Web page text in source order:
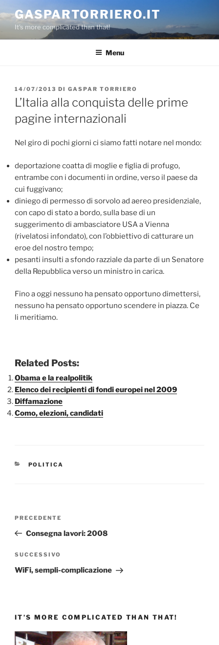
al
contenuto
GASPARTORRIERO.IT
It's more complicated than that!
Menu
PUBBLICATO
IL
14/07/2013 DI GASPAR TORRIERO
L’Italia alla conquista delle prime
pagine internazionali
Nel giro di pochi giorni ci siamo fatti notare nel mondo:
deportazione coatta di moglie e figlia di profugo,
entrambe con i documenti in ordine, verso il paese da
cui fuggivano;
diniego di permesso di sorvolo ad aereo presidenziale,
con capo di stato a bordo, sulla base di un
suggerimento di ambasciatore USA a Vienna
(rivelatosi infondato), con l’obbiettivo di catturare un
eroe del nostro tempo;
pesanti insulti a sfondo razziale da parte di un Senatore
della Repubblica verso un ministro in carica.
Fino a oggi nessuno ha pensato opportuno dimettersi,
nessuno ha pensato opportuno scendere in piazza. Ce
li meritiamo.
Related Posts:
Obama e la realpolitik
Elenco dei recipienti di fondi europei nel 2009
Diffamazione
Como, elezioni, candidati
CATEGORIE
POLITICA
Articolo
precedente:
PRECEDENTE
Consegna lavori: 2008
Articolo
successivo
SUCCESSIVO
WiFi, sempli-complicazione
IT’S MORE COMPLICATED THAN THAT!